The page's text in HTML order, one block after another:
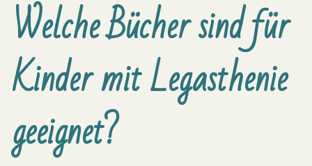
Welche Bücher sind für
Kinder mit Legasthenie
geeignet?